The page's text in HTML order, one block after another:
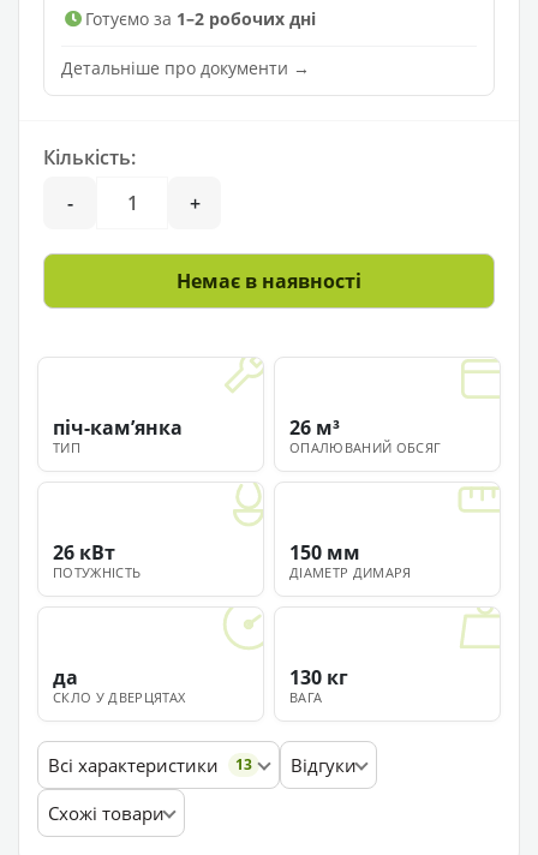
Готуємо за 1–2 робочих дні
Детальніше про документи →
Кількість:
-
+
Немає в наявності
ТИП
піч-камʼянка
ОПАЛЮВАНИЙ ОБСЯГ
26 м³
ПОТУЖНІСТЬ
26 кВт
ДІАМЕТР ДИМАРЯ
150 мм
СКЛО У ДВЕРЦЯТАХ
да
ВАГА
130 кг
Всі характеристики 13
Відгуки
Схожі товари